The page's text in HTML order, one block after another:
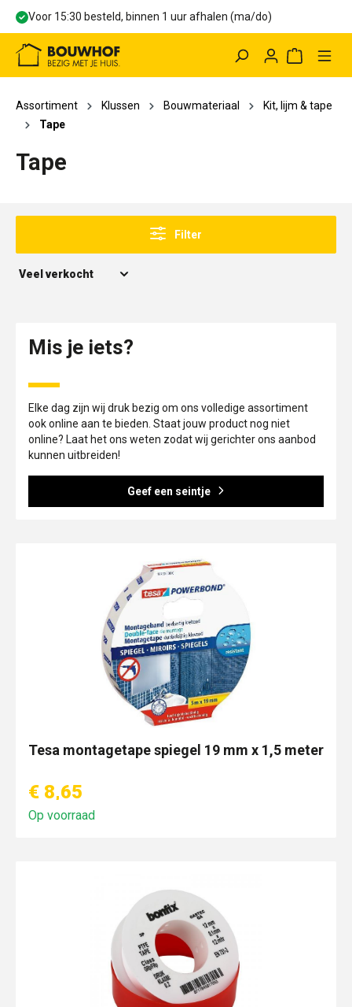
Voor 15:30 besteld, binnen 1 uur afhalen (ma/do)
Assortiment Klussen Bouwmateriaal
Kit, lijm & tape
Tape
Tape
Filter
Mis je iets?
Elke dag zijn wij druk bezig om ons volledige assortiment
ook online aan te bieden. Staat jouw product nog niet
online? Laat het ons weten zodat wij gerichter ons aanbod
kunnen uitbreiden!
Geef een seintje
Tesa montagetape spiegel 19 mm x 1,5 meter
€ 8,65
Op voorraad